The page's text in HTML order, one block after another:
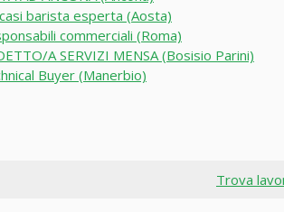
barista esperta (Aosta)
commerciali (Roma)
A SERVIZI MENSA (Bosisio Parini)
Buyer (Manerbio)
Trova